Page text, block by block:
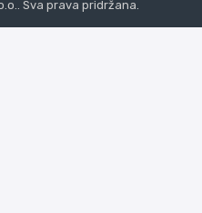
Sva prava pridržana.